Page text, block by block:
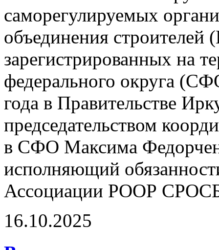
саморегулируемых
объединения
зарегистрированных на
федерального округа
года в Правительстве
председательством
в СФО Максима
исполняющий
Ассоциации РООР
16.10.2025